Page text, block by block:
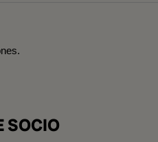
SOCIO